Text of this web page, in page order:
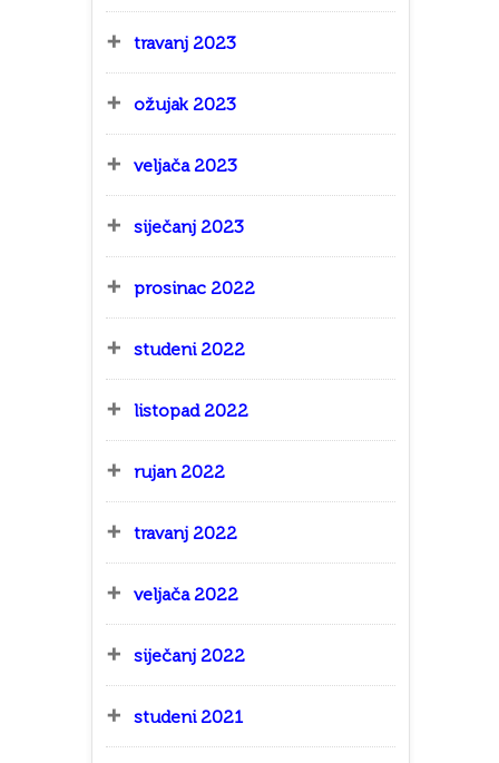
travanj 2023
ožujak 2023
veljača 2023
siječanj 2023
prosinac 2022
studeni 2022
listopad 2022
rujan 2022
travanj 2022
veljača 2022
siječanj 2022
studeni 2021